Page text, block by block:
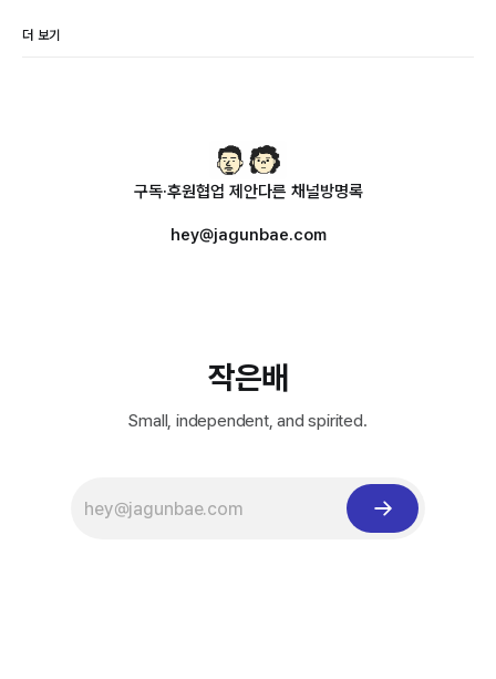
더 보기
구독·후원협업 제안다른 채널방명록
hey@jagunbae.com
작은배
Small, independent, and spirited.